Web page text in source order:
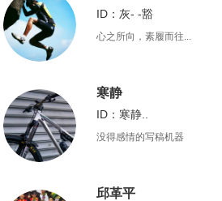
ID：灰- -豁
心之所向，素履而往...
寒静
ID：寒静..
没得感情的写稿机器
邱革平